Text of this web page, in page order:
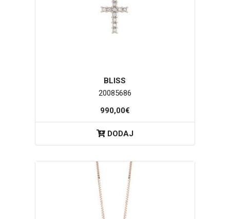
BLISS
20085686
990,00€
DODAJ